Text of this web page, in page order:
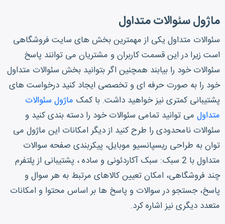
ماژول سئوالات متداول
سئوالات متداول یکی از مهمترین بخش های سایت فروشگاهی
است زیرا در این قسمت کاربران و مشتریان می توانند پاسخ
سئوالات خود را بیابند همچنین اگر بتوانید بخش سئوالات متداول
خود را به صورت حرفه ای و تخصصی ایجاد کنید درخواست های
پشتیبانی کمتری نیز خواهید داشت. با کمک ماژول سئوالات
متداول می توانید تمامی سئوالات خود را دسته بندی کنید و
سئوالات نامحدودی را طرح کنید از دیگر امکانات این ماژول می
توان به طراحی ریسپانسیو موبایل، پیکربندی صفحه سوالات
متداول با 2 سبک: سبک آکاردئونی و ساده ، پشتیبانی از پلتفرم
چند فروشگاهی، امکان تعیین کالاهای مرتبط به هر سوال و
پاسخ، جستجو در سوالات و پاسخ ها بر اساس محتوا و امکانات
متعدد دیگری نیز اشاره کرد.